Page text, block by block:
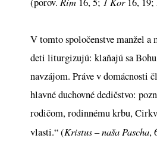
V tomto spoločenstve manžel a
deti liturgizujú: klaňajú sa
navzájom. Práve v domácnosti
hlavné duchovné dedičstvo:
rodičom, rodinnému krbu,
vlasti.“ (Kristus – naša Pascha,